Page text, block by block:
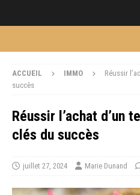
ACCUEIL IMMO
Réussir
succès
Réussir l’achat d’un
clés du succès
juillet 27, 2024 Marie Dunand